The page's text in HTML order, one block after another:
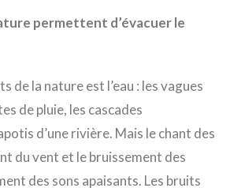
permettent d’évacuer le
de la nature est l’eau : les vagues
de pluie, les cascades
d’une rivière. Mais le chant des
du vent et le bruissement des
des sons apaisants. Les bruits